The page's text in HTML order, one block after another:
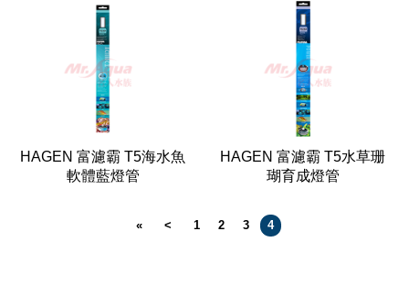
HAGEN 富濾霸 T5海水魚
軟體藍燈管
HAGEN 富濾霸 T5水草珊
瑚育成燈管
« < 1 2 3 4